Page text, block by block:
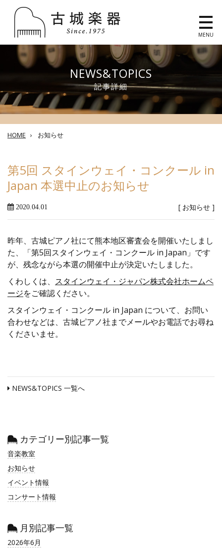
MENU
NEWS&TOPICS
記事詳細
HOME › お知らせ
第5回 スタインウェイ・コンクール in
Japan 本選中止のお知らせ
2020.04.01 [ お知らせ ]
昨年、古城ピアノ社にて熊本地区審査会を開催いたしまし
た、「第5回スタインウェイ・コンクール in Japan」です
が、残念ながら本選の開催中止が決定いたしました。
くわしくは、 スタインウェイ・ジャパン株式会社ホームペ
ージをご確認ください。
スタインウェイ・コンクール in Japan について、お問い
合わせなどは、古城ピアノ社までメールやお電話でお尋ね
くださいませ。
NEWS&TOPICS 一覧へ
カテゴリー別記事一覧
音楽教室
お知らせ
イベント情報
コンサート情報
月別記事一覧
2026年6月